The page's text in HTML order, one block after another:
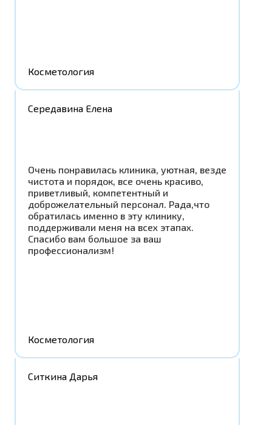
Косметология
Середавина Елена
Очень понравилась клиника, уютная, везде
чистота и порядок, все очень красиво,
приветливый, компетентный и
доброжелательный персонал. Рада,что
обратилась именно в эту клинику,
поддерживали меня на всех этапах.
Спасибо вам большое за ваш
профессионализм!
Косметология
Ситкина Дарья